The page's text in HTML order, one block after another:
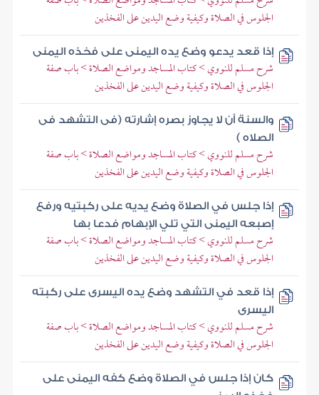
الجلوس في الصلاة وكيفية وضع اليدين على الفخذين
إذا قعد يدعو وضع يده اليمنى على فخذه اليمنى
شرح مسلم للنووي > كتاب المساجد ومواضع الصلاة > باب صفة
الجلوس في الصلاة وكيفية وضع اليدين على الفخذين
والسنة أن لا يجاوز بصره إشارته (فى التشهد فى
الصلاه )
شرح مسلم للنووي > كتاب المساجد ومواضع الصلاة > باب صفة
الجلوس في الصلاة وكيفية وضع اليدين على الفخذين
إذا جلس في الصلاة وضع يديه على ركبتيه ورفع
إصبعه اليمنى التي تلي الإبهام فدعا بها
شرح مسلم للنووي > كتاب المساجد ومواضع الصلاة > باب صفة
الجلوس في الصلاة وكيفية وضع اليدين على الفخذين
إذا قعد في التشهد وضع يده اليسرى على ركبته
اليسرى
شرح مسلم للنووي > كتاب المساجد ومواضع الصلاة > باب صفة
الجلوس في الصلاة وكيفية وضع اليدين على الفخذين
كان إذا جلس في الصلاة وضع كفه اليمنى على